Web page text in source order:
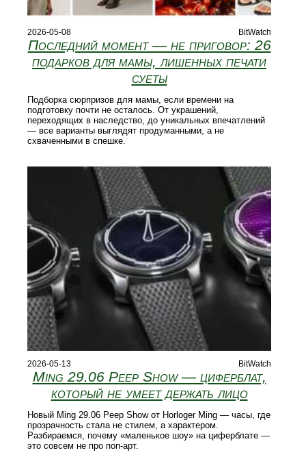
2026-05-08 BitWatch
Последний момент — не приговор: 26
подарков для мамы, лишенных печати
суеты
Подборка сюрпризов для мамы, если времени на
подготовку почти не осталось. От украшений,
переходящих в наследство, до уникальных впечатлений
— все варианты выглядят продуманными, а не
схваченными в спешке.
2026-05-13 BitWatch
Ming 29.06 Peep Show — циферблат,
который не умеет держать лицо
Новый Ming 29.06 Peep Show от Horloger Ming — часы, где
прозрачность стала не стилем, а характером.
Разбираемся, почему «маленькое шоу» на циферблате —
это совсем не про поп-арт.